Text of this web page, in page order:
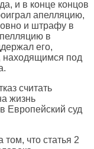
и в конце концов
апелляцию,
и штрафу в
в
его,
находящимся под
считать
жизнь
Европейский суд
том, что статья 2